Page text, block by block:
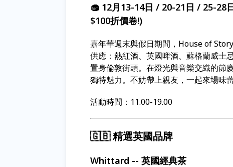
🧁 12月13-14日 / 20-21日 / 25-28
$100折價卷!)
嘉年華週末與假日期間，House of
供應：熱紅酒、英國啤酒、蘇格蘭威士
置身倫敦街頭。在燈光與音樂交織的節
獨特魅力。不妨帶上親友，一起來場味
活動時間：11.00-19.00
🇬🇧 精選英國品牌
Whittard -- 英國經典茶